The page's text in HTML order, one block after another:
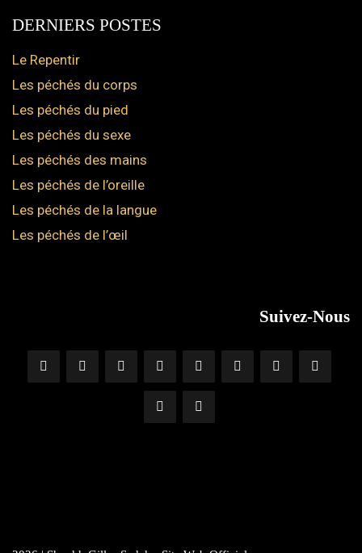
DERNIERS POSTES
Le Repentir
Les péchés du corps
Les péchés du pied
Les péchés du sexe
Les péchés des mains
Les péchés de l’oreille
Les péchés de la langue
Les péchés de l’œil
Suivez-Nous